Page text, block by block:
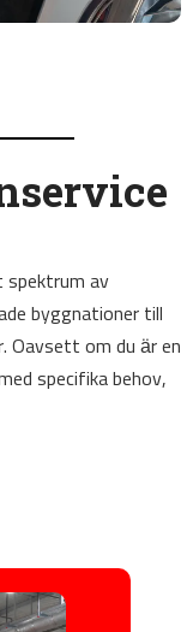
spektrum av
byggnationer till
Oavsett om du är en
specifika behov,